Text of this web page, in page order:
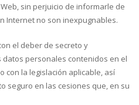
sin perjuicio de informarle de
Internet no son inexpugnables.
el deber de secreto y
personales contenidos en el
con la legislación aplicable, así
seguro en las cesiones que, en su